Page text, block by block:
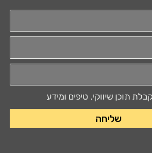
תוכן שיווקי, טיפים ומידע
שליחה